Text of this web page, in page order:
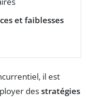
et faiblesses
il est
desstratégies